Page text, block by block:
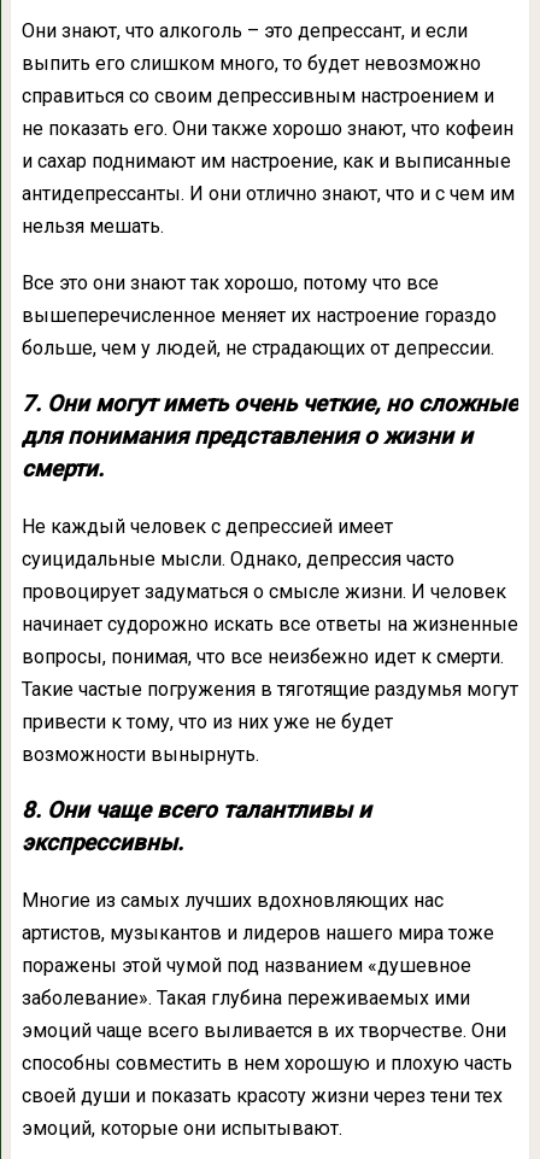
Они знают, что алкоголь – это депрессант, и если
выпить его слишком много, то будет невозможно
справиться со своим депрессивным настроением и
не показать его. Они также хорошо знают, что кофеин
и сахар поднимают им настроение, как и выписанные
антидепрессанты. И они отлично знают, что и с чем им
нельзя мешать.
Все это они знают так хорошо, потому что все
вышеперечисленное меняет их настроение гораздо
больше, чем у людей, не страдающих от депрессии.
7. Они могут иметь очень четкие, но сложные
для понимания представления о жизни и
смерти.
Не каждый человек с депрессией имеет
суицидальные мысли. Однако, депрессия часто
провоцирует задуматься о смысле жизни. И человек
начинает судорожно искать все ответы на жизненные
вопросы, понимая, что все неизбежно идет к смерти.
Такие частые погружения в тяготящие раздумья могут
привести к тому, что из них уже не будет
возможности вынырнуть.
8. Они чаще всего талантливы и
экспрессивны.
Многие из самых лучших вдохновляющих нас
артистов, музыкантов и лидеров нашего мира тоже
поражены этой чумой под названием «душевное
заболевание». Такая глубина переживаемых ими
эмоций чаще всего выливается в их творчестве. Они
способны совместить в нем хорошую и плохую часть
своей души и показать красоту жизни через тени тех
эмоций, которые они испытывают.